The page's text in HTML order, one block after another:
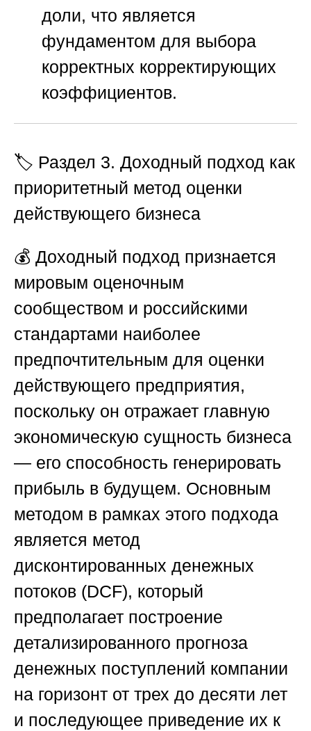
доли, что является
фундаментом для выбора
корректных корректирующих
коэффициентов.
🏷️ Раздел 3. Доходный подход как
приоритетный метод оценки
действующего бизнеса
💰 Доходный подход признается
мировым оценочным
сообществом и российскими
стандартами наиболее
предпочтительным для оценки
действующего предприятия,
поскольку он отражает главную
экономическую сущность бизнеса
— его способность генерировать
прибыль в будущем. Основным
методом в рамках этого подхода
является метод
дисконтированных денежных
потоков (DCF), который
предполагает построение
детализированного прогноза
денежных поступлений компании
на горизонт от трех до десяти лет
и последующее приведение их к